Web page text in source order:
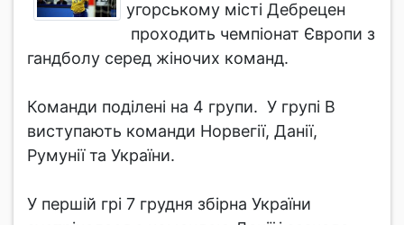
угорському місті Дебрецен
проходить чемпіонат Європи з
гандболу серед жіночих команд.
Команди поділені на 4 групи. У групі В
виступають команди Норвегії, Данії,
Румунії та України.
У першій грі 7 грудня збірна України